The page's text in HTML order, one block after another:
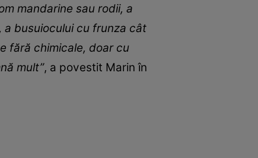
mandarine sau rodii, a
a busuiocului cu frunza cât
fără chimicale, doar cu
mult”, a povestit Marin în